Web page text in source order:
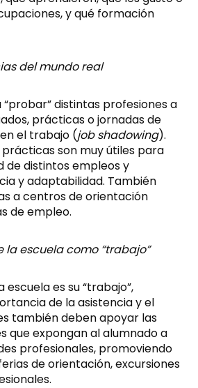
y qué formación
del mundo real
“probar” distintas profesiones a
prácticas o jornadas de
el trabajo (job shadowing).
son muy útiles para
de distintos empleos y
y adaptabilidad. También
a centros de orientación
de empleo.
la escuela como “trabajo”
es su “trabajo”,
de la asistencia y el
también deben apoyar las
que expongan al alumnado a
profesionales, promoviendo
de orientación, excursiones